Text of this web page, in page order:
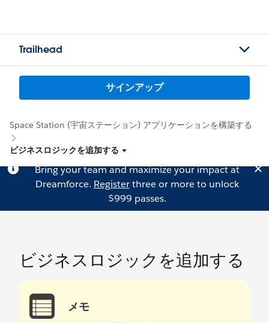
Trailhead
サインアップ
Space Station (宇宙ステーション) アプリケーションを構築する
ビジネスロジックを追加する
Bring your team and maximize your impact at
Dreamforce. Registerthree or more to unlock
$999 passes.
ビジネスロジックを追加する
メモ